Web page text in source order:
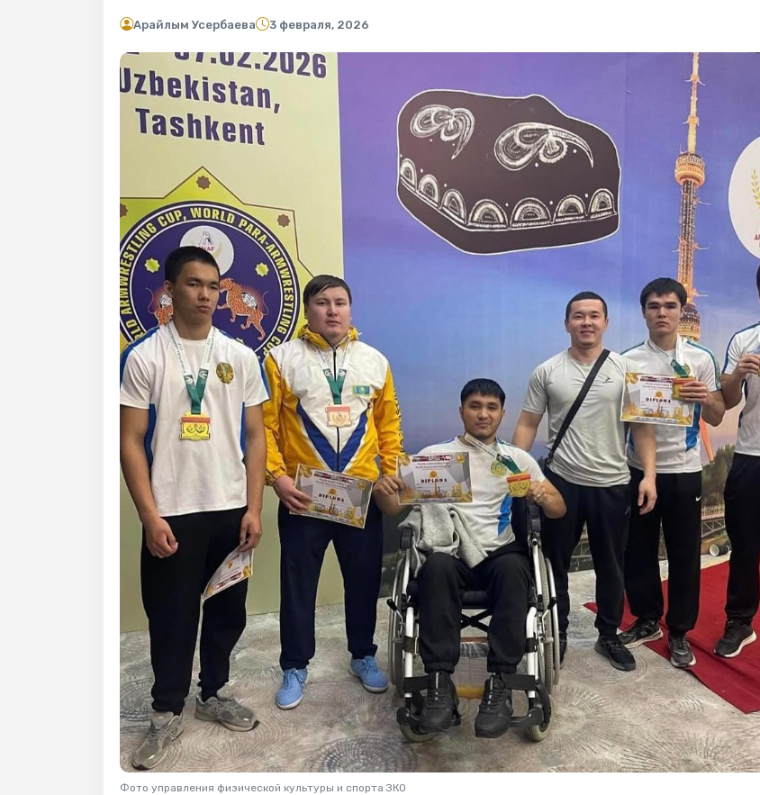
Арайлым Усербаева 3 февраля, 2026
Фото управления физической культуры и спорта ЗКО